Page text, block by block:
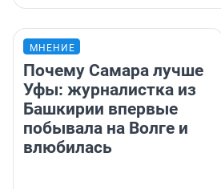
МНЕНИЕ
Почему Самара лучше
Уфы: журналистка из
Башкирии впервые
побывала на Волге и
влюбилась